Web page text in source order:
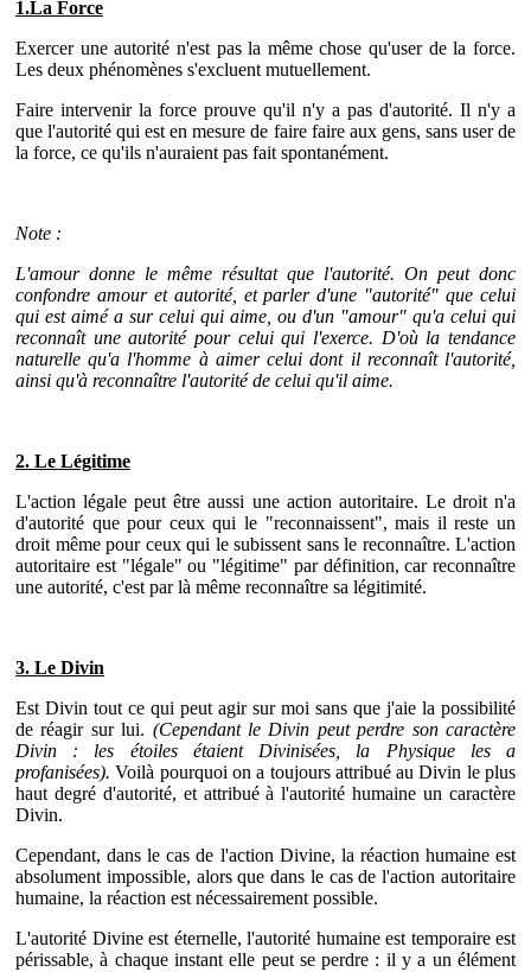
1.La Force
Exercer une autorité n'est pas la même chose qu'user de la force.
Les deux phénomènes s'excluent mutuellement.
Faire intervenir la force prouve qu'il n'y a pas d'autorité. Il n'y a
que l'autorité qui est en mesure de faire faire aux gens, sans user de
la force, ce qu'ils n'auraient pas fait spontanément.
Note :
L'amour donne le même résultat que l'autorité. On peut donc
confondre amour et autorité, et parler d'une "autorité" que celui
qui est aimé a sur celui qui aime, ou d'un "amour" qu'a celui qui
reconnaît une autorité pour celui qui l'exerce. D'où la tendance
naturelle qu'a l'homme à aimer celui dont il reconnaît l'autorité,
ainsi qu'à reconnaître l'autorité de celui qu'il aime.
2. Le Légitime
L'action légale peut être aussi une action autoritaire. Le droit n'a
d'autorité que pour ceux qui le "reconnaissent", mais il reste un
droit même pour ceux qui le subissent sans le reconnaître. L'action
autoritaire est "légale" ou "légitime" par définition, car reconnaître
une autorité, c'est par là même reconnaître sa légitimité.
3. Le Divin
Est Divin tout ce qui peut agir sur moi sans que j'aie la possibilité
de réagir sur lui. (Cependant le Divin peut perdre son caractère
Divin : les étoiles étaient Divinisées, la Physique les a
profanisées). Voilà pourquoi on a toujours attribué au Divin le plus
haut degré d'autorité, et attribué à l'autorité humaine un caractère
Divin.
Cependant, dans le cas de l'action Divine, la réaction humaine est
absolument impossible, alors que dans le cas de l'action autoritaire
humaine, la réaction est nécessairement possible.
L'autorité Divine est éternelle, l'autorité humaine est temporaire est
périssable, à chaque instant elle peut se perdre : il y a un élément